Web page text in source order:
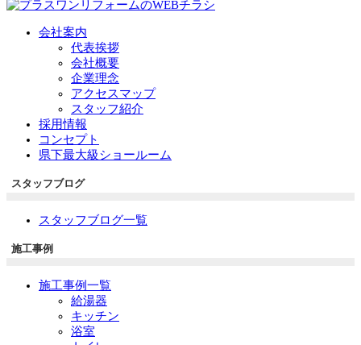
会社案内
代表挨拶
会社概要
企業理念
アクセスマップ
スタッフ紹介
採用情報
コンセプト
県下最大級ショールーム
スタッフブログ
スタッフブログ一覧
施工事例
施工事例一覧
給湯器
キッチン
浴室